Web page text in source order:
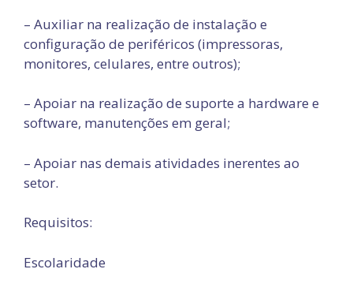
– Auxiliar na realização de instalação e
configuração de periféricos (impressoras,
monitores, celulares, entre outros);
– Apoiar na realização de suporte a hardware e
software, manutenções em geral;
– Apoiar nas demais atividades inerentes ao
setor.
Requisitos:
Escolaridade